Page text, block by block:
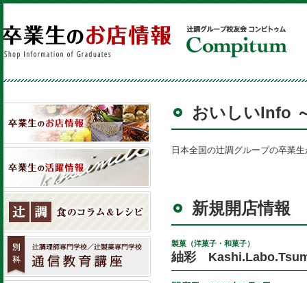
おいしいInfo
日本全国の辻調グループの卒業
新規開店情報
製菓（洋菓子・和菓子）
紬彩